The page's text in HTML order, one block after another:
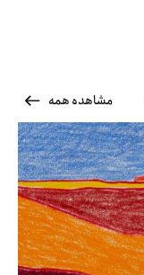
مشاهده همه